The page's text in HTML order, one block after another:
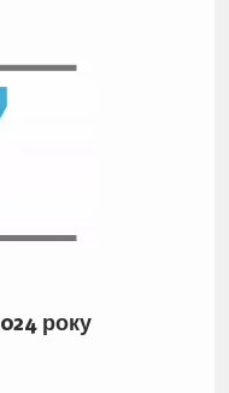
року